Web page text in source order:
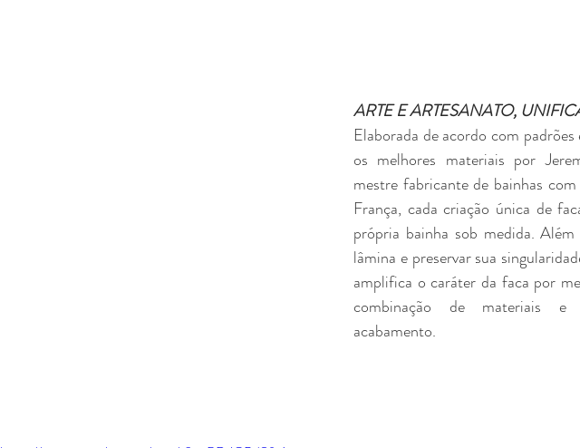
ARTE E ARTESANATO,
Elaborada de acordo com
os melhores materiais por
mestre fabricante de bainhas
França, cada criação única de
própria bainha sob medida.
lâmina e preservar sua
amplifica o caráter da faca por
combinação de materiais e
acabamento.